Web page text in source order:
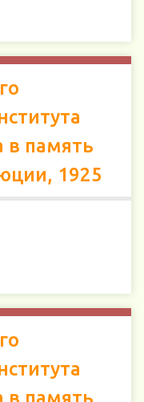
в память
1925
в память